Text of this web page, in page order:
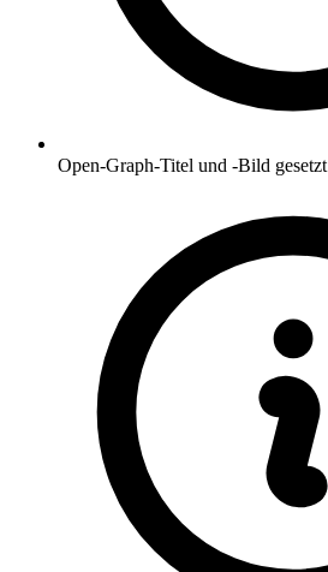
Open-Graph-Titel und -Bild gesetzt